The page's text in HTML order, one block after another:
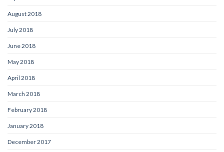
August 2018
July 2018
June 2018
May 2018
April 2018
March 2018
February 2018
January 2018
December 2017